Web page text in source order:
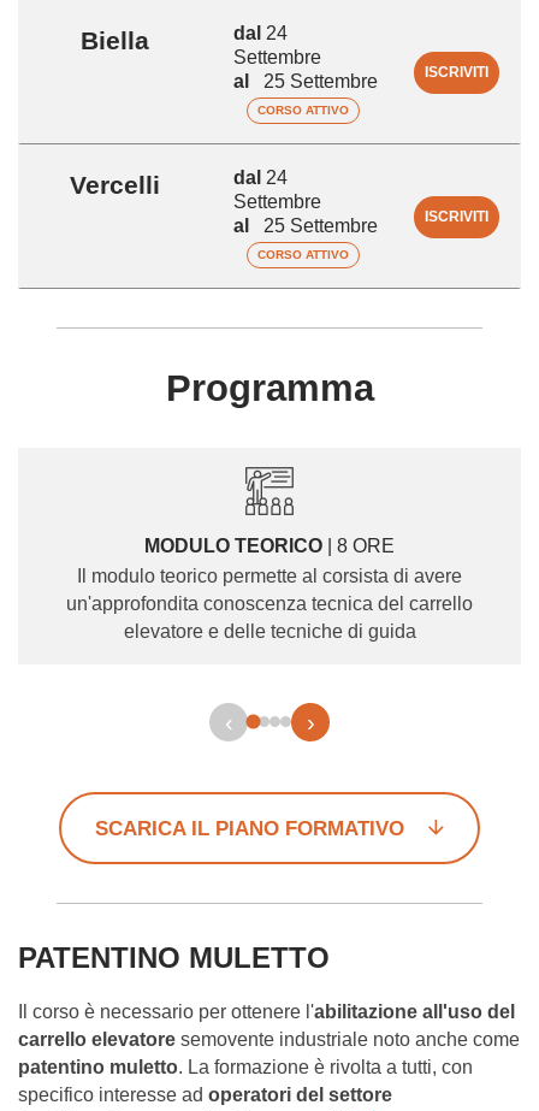
Biella dal 24
Settembre
al
25 Settembre
CORSO ATTIVO
ISCRIVITI
Vercelli dal 24
Settembre
al
25 Settembre
CORSO ATTIVO
ISCRIVITI
Programma
MODULO TEORICO | 8 ORE
Il modulo teorico permette al corsista di avere
un'approfondita conoscenza tecnica del carrello
elevatore e delle tecniche di guida
‹ ›
SCARICA IL PIANO FORMATIVO
PATENTINO MULETTO
Il corso è necessario per ottenere l'abilitazione all'uso del
carrello elevatore semovente industriale noto anche come
patentino muletto. La formazione è rivolta a tutti, con
specifico interesse ad operatori del settore